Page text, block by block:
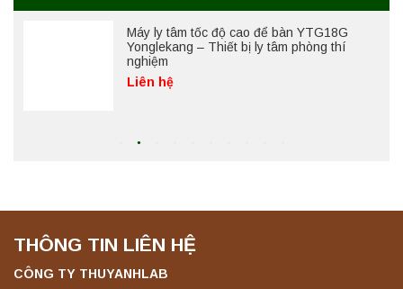
Máy ly tâm tốc độ thấp để bàn YKL04A
Yonglekang – Máy ly tâm phòng thí nghiệm
Liên hệ
Máy ly tâm tốc độ thấp để bàn TD5A
Yonglekang – Thiết bị ly tâm phòng thí
THÔNG TIN LIÊN HỆ
CÔNG TY THUYANHLAB